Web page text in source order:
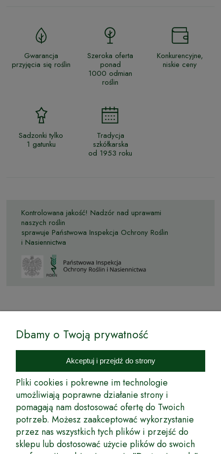
Gwarancja
przyjęcia się roślin
Szeroka oferta
ponad
1000 odmian
roślin
Konkurencyjne,
niskie ceny
Sadzonki tylko
1 gatunku
Tradycja
szkółkarska
od 1953 roku
Kontrolowana jakość! Nadzór nad uprawami
naszych roślin
sprawuje Państwowa Inspekcja Ochrony Roślin
i Nasiennictwa
Internetowy Sklep Ogrodniczy Podkarpackie Sady to inicjatywa
podkarpackich szkółkarzy, której zamierzeniem jest wprowadzenie na
rynek wysokiej jakości drzewek owocowych, drzewek ozdobnych oraz
innych produktów pozwalających na uprawianie zarówno małych, jak
i dużych sadów oraz ogrodów.
Wspólnie stworzyliśmy dla Państwa kompleksową ofertę - wspaniałe
produkty, dary ziemi ze szkółek drzewek ozdobnych i owocowych,
których tradycje sięgają roku 1953. Drzewka produkowane są
z najwyższą starannością przez trzecie pokolenie plantatorów.
Długoletnie Doświadczenie sprawiło, że wszystkie drzewka cechuje
Dbamy o Twoją prywatność
Akceptuj i przejdź do strony
Pliki cookies i pokrewne im technologie
umożliwiają poprawne działanie strony i
pomagają nam dostosować ofertę do Twoich
potrzeb. Możesz zaakceptować wykorzystanie
przez nas wszystkich tych plików i przejść do
sklepu lub dostosować użycie plików do swoich